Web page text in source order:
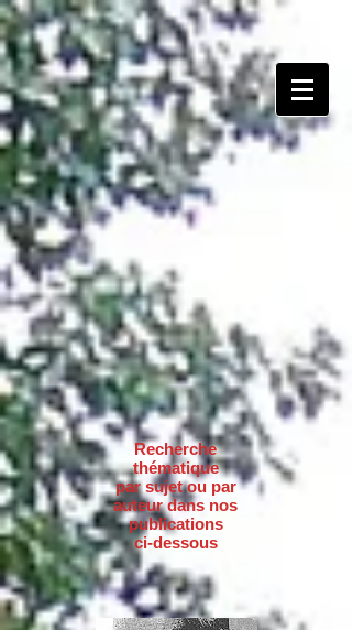
Recherche
thématique
par sujet ou par
auteur dans nos
publications
ci-dessous